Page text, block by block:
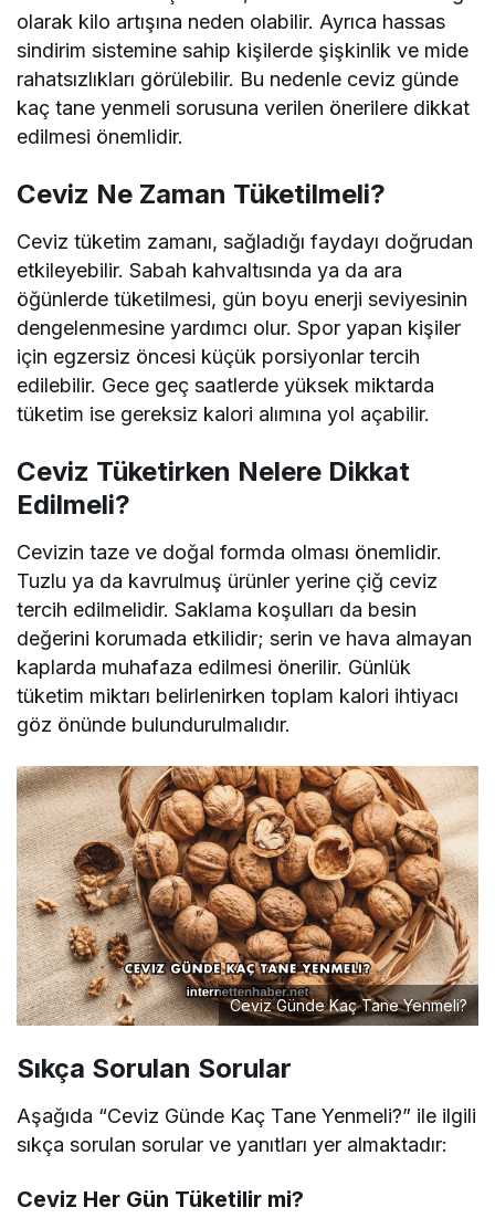
olarak kilo artışına neden olabilir. Ayrıca hassas
sindirim sistemine sahip kişilerde şişkinlik ve mide
rahatsızlıkları görülebilir. Bu nedenle ceviz günde
kaç tane yenmeli sorusuna verilen önerilere dikkat
edilmesi önemlidir.
Ceviz Ne Zaman Tüketilmeli?
Ceviz tüketim zamanı, sağladığı faydayı doğrudan
etkileyebilir. Sabah kahvaltısında ya da ara
öğünlerde tüketilmesi, gün boyu enerji seviyesinin
dengelenmesine yardımcı olur. Spor yapan kişiler
için egzersiz öncesi küçük porsiyonlar tercih
edilebilir. Gece geç saatlerde yüksek miktarda
tüketim ise gereksiz kalori alımına yol açabilir.
Ceviz Tüketirken Nelere Dikkat
Edilmeli?
Cevizin taze ve doğal formda olması önemlidir.
Tuzlu ya da kavrulmuş ürünler yerine çiğ ceviz
tercih edilmelidir. Saklama koşulları da besin
değerini korumada etkilidir; serin ve hava almayan
kaplarda muhafaza edilmesi önerilir. Günlük
tüketim miktarı belirlenirken toplam kalori ihtiyacı
göz önünde bulundurulmalıdır.
Ceviz Günde Kaç Tane Yenmeli?
Sıkça Sorulan Sorular
Aşağıda “Ceviz Günde Kaç Tane Yenmeli?” ile ilgili
sıkça sorulan sorular ve yanıtları yer almaktadır:
Ceviz Her Gün Tüketilir mi?